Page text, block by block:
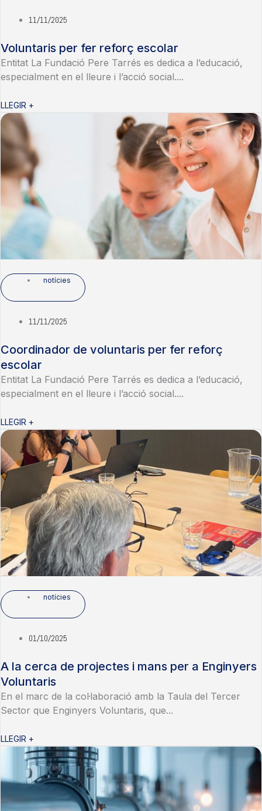
11/11/2025
Voluntaris per fer reforç escolar
Entitat La Fundació Pere Tarrés es dedica a l’educació,
especialment en el lleure i l’acció social....
LLEGIR +
notícies
11/11/2025
Coordinador de voluntaris per fer reforç
escolar
Entitat La Fundació Pere Tarrés es dedica a l’educació,
especialment en el lleure i l’acció social....
LLEGIR +
notícies
01/10/2025
A la cerca de projectes i mans per a Enginyers
Voluntaris
En el marc de la col·laboració amb la Taula del Tercer
Sector que Enginyers Voluntaris, que...
LLEGIR +